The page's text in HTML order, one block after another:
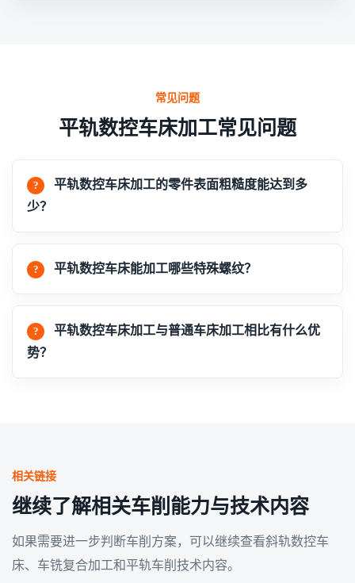
常见问题
平轨数控车床加工常见问题
平轨数控车床加工的零件表面粗糙度能达到多
少？
平轨数控车床能加工哪些特殊螺纹？
平轨数控车床加工与普通车床加工相比有什么优
势？
相关链接
继续了解相关车削能力与技术内容
如果需要进一步判断车削方案，可以继续查看斜轨数控车
床、车铣复合加工和平轨车削技术内容。